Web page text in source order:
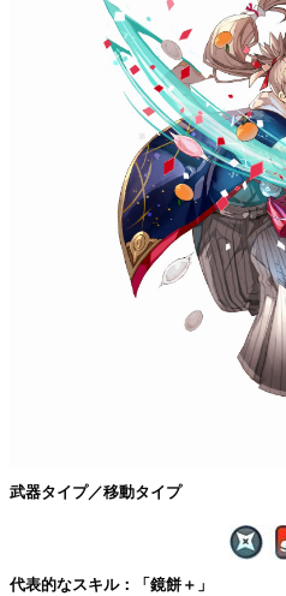
武器タイプ／移動タイプ
代表的なスキル：「鏡餅＋」